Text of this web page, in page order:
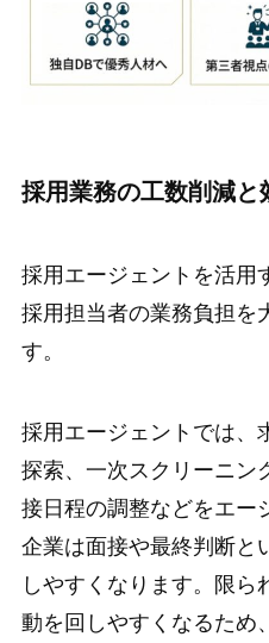
採用業務の工数削減と
採用エージェントを活用
採用担当者の業務負担を
す。
採用エージェントでは、
探索、一次スクリーニン
接日程の調整などをエー
企業は面接や最終判断と
しやすくなります。限
動を回しやすくなるため